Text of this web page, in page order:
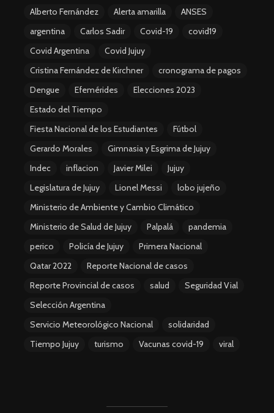
Alberto Fernández Alerta amarilla
ANSES
argentina
Carlos Sadir Covid-19
covid19
Covid Argentina
Covid Jujuy
Cristina Fernández de Kirchner
cronograma de pagos
Dengue
Efemérides
Elecciones 2023
Estado del Tiempo
Fiesta Nacional de los Estudiantes
Fútbol
Gerardo Morales
Gimnasia y Esgrima de Jujuy
Indec
inflacion Javier Milei
Jujuy
Legislatura de Jujuy
Lionel Messi
lobo jujeño
Ministerio de Ambiente y Cambio Climático
Ministerio de Salud de Jujuy
Palpalá
pandemia
perico
Policía de Jujuy
Primera Nacional
Qatar 2022
Reporte Nacional de casos
Reporte Provincial de casos
salud
Seguridad Vial
Selección Argentina
Servicio Meteorológico Nacional
solidaridad
Tiempo Jujuy
turismo Vacunas covid-19 viral